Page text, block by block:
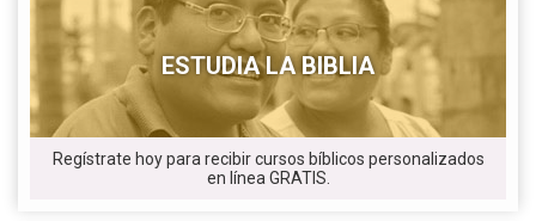
ESTUDIA LA BIBLIA
Regístrate hoy para recibir cursos bíblicos personalizados
en línea GRATIS.